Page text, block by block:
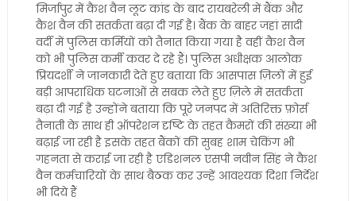
मिर्जापुर में कैश वैन लूट कांड के बाद रायबरेली में बैंक और
कैश वैन की सतर्कता बढ़ा दी गई है। बैंक के बाहर जहां सादी
वर्दी में पुलिस कर्मियों को तैनात किया गया है वहीं कैश वैन
को भी पुलिस कर्मी कवर दे रहे हैं। पुलिस अधीक्षक आलोक
प्रियदर्शी ने जानकारी देते हुए बताया कि आसपास ज़िलों में हुई
बड़ी आपराधिक घटनाओं से सबक लेते हुए ज़िले में सतर्कता
बढ़ा दी गई है उन्होंने बताया कि पूरे जनपद में अतिरिक्त फ़ोर्स
तैनाती के साथ ही ऑपरेशन दृष्टि के तहत कैमरों की संख्या भी
बढ़ाई जा रही है इसके तहत बैंकों की सुबह शाम चेकिंग भी
गहनता से कराई जा रही है एडिशनल एसपी नवीन सिंह ने कैश
वैन कर्मचारियों के साथ बैठक कर उन्हें आवश्यक दिशा निर्देश
भी दिये हैं